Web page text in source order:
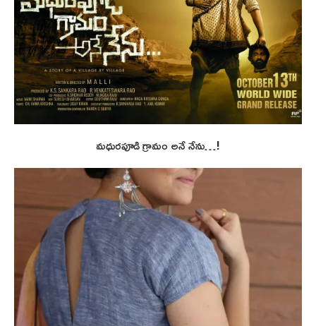
మధురపూడి గ్రామం అనే నేను…!